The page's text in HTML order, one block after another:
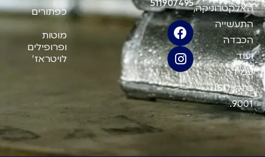
האלקטרוניקה,
התעשייה
הכבדה
ועוד.
עמידה
בתקן ISO
9001.
511907495
כפתורים
מוטות
ופרופילים
לויטראז'